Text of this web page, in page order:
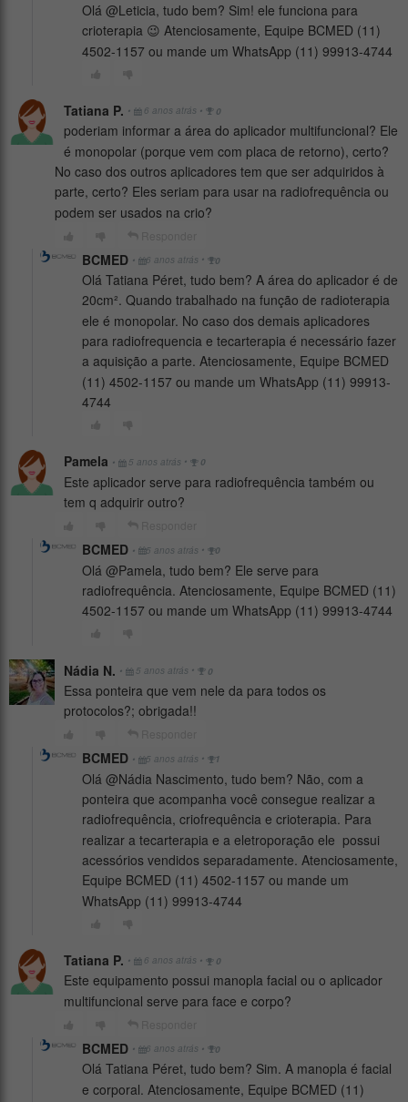
Olá @Leticia, tudo bem? Sim! ele funciona para
crioterapia 😉 Atenciosamente, Equipe BCMED (11)
4502-1157 ou mande um WhatsApp (11) 99913-4744
Tatiana P. • 6 anos atrás • 0
poderiam informar a área do aplicador multifuncional? Ele
é monopolar (porque vem com placa de retorno), certo?
No caso dos outros aplicadores tem que ser adquiridos à
parte, certo? Eles seriam para usar na radiofrequência ou
podem ser usados na crio?
BCMED • 6 anos atrás • 0
Olá Tatiana Péret, tudo bem? A área do aplicador é de
20cm². Quando trabalhado na função de radioterapia
ele é monopolar. No caso dos demais aplicadores
para radiofrequencia e tecarterapia é necessário fazer
a aquisição a parte. Atenciosamente, Equipe BCMED
(11) 4502-1157 ou mande um WhatsApp (11) 99913-
4744
Pamela • 5 anos atrás • 0
Este aplicador serve para radiofrequência também ou
tem q adquirir outro?
BCMED • 5 anos atrás • 0
Olá @Pamela, tudo bem? Ele serve para
radiofrequência. Atenciosamente, Equipe BCMED (11)
4502-1157 ou mande um WhatsApp (11) 99913-4744
Nádia N. • 5 anos atrás • 0
Essa ponteira que vem nele da para todos os
protocolos?; obrigada!!
BCMED • 5 anos atrás • 1
Olá @Nádia Nascimento, tudo bem? Não, com a
ponteira que acompanha você consegue realizar a
radiofrequência, criofrequência e crioterapia. Para
realizar a tecarterapia e a eletroporação ele possui
acessórios vendidos separadamente. Atenciosamente,
Equipe BCMED (11) 4502-1157 ou mande um
WhatsApp (11) 99913-4744
Tatiana P. • 6 anos atrás • 0
Este equipamento possui manopla facial ou o aplicador
multifuncional serve para face e corpo?
BCMED • 6 anos atrás • 0
Olá Tatiana Péret, tudo bem? Sim. A manopla é facial
e corporal. Atenciosamente, Equipe BCMED (11)